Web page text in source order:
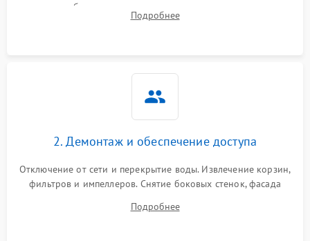
жалоб на отсутствие слива, нагрева, вращения
разбрызгивателей или срабатывание системы защиты
Подробнее
2. Демонтаж и обеспечение доступа
Отключение от сети и перекрытие воды. Извлечение корзин,
фильтров и импеллеров. Снятие боковых стенок, фасада
циркуляционному насосу, ТЭНу и сливной помпе.
Подробнее